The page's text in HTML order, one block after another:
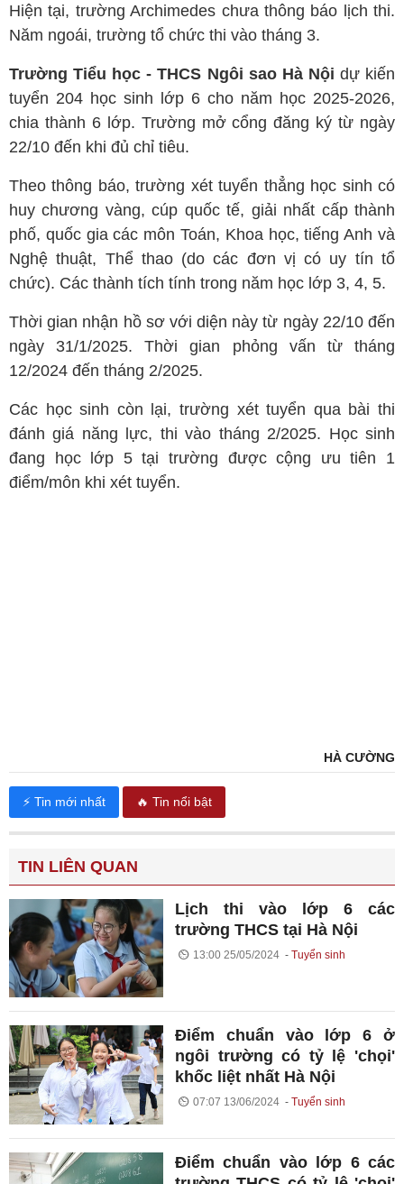
Hiện tại, trường Archimedes chưa thông báo lịch thi.
Năm ngoái, trường tổ chức thi vào tháng 3.
Trường Tiểu học - THCS Ngôi sao Hà Nội dự kiến
tuyển 204 học sinh lớp 6 cho năm học 2025-2026,
chia thành 6 lớp. Trường mở cổng đăng ký từ ngày
22/10 đến khi đủ chỉ tiêu.
Theo thông báo, trường xét tuyển thẳng học sinh có
huy chương vàng, cúp quốc tế, giải nhất cấp thành
phố, quốc gia các môn Toán, Khoa học, tiếng Anh và
Nghệ thuật, Thể thao (do các đơn vị có uy tín tổ
chức). Các thành tích tính trong năm học lớp 3, 4, 5.
Thời gian nhận hồ sơ với diện này từ ngày 22/10 đến
ngày 31/1/2025. Thời gian phỏng vấn từ tháng
12/2024 đến tháng 2/2025.
Các học sinh còn lại, trường xét tuyển qua bài thi
đánh giá năng lực, thi vào tháng 2/2025. Học sinh
đang học lớp 5 tại trường được cộng ưu tiên 1
điểm/môn khi xét tuyển.
HÀ CƯỜNG
⚡ Tin mới nhất 🔥 Tin nổi bật
TIN LIÊN QUAN
Lịch thi vào lớp 6 các
trường THCS tại Hà Nội
13:00 25/05/2024 Tuyển sinh
Điểm chuẩn vào lớp 6 ở
ngôi trường có tỷ lệ 'chọi'
khốc liệt nhất Hà Nội
07:07 13/06/2024 Tuyển sinh
Điểm chuẩn vào lớp 6 các